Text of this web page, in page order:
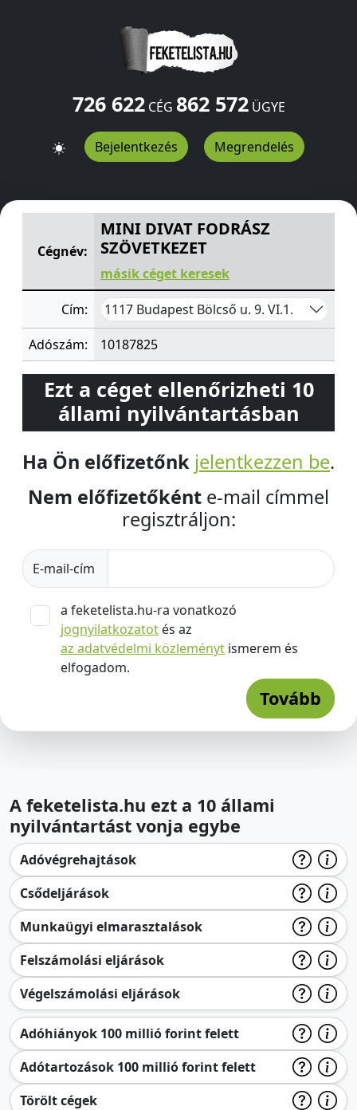
726 622CÉG 862 572ÜGYE
Bejelentkezés Megrendelés
MINI DIVAT FODRÁSZ SZÖVETKEZETBölcső u. 9. VI.1.
Cégnév:
MINI DIVAT FODRÁSZ
SZÖVETKEZET
másik céget keresek
Cím: 1117 Budapest Bölcső u. 9. VI.1.
Adószám: 10187825
Ezt a céget ellenőrizheti 10
állami nyilvántartásban
Ha Ön előfizetőnk jelentkezzen be.
Nem előfizetőként e-mail címmel
regisztráljon:
E-mail-cím
a feketelista.hu-ra vonatkozó
jognyilatkozatot és az
az adatvédelmi közleményt ismerem és
elfogadom.
Tovább
A feketelista.hu ezt a 10 állami
nyilvántartást vonja egybe
Adóvégrehajtások
Csődeljárások
Munkaügyi elmarasztalások
Felszámolási eljárások
Végelszámolási eljárások
Adóhiányok 100 millió forint felett
Adótartozások 100 millió forint felett
Törölt cégek